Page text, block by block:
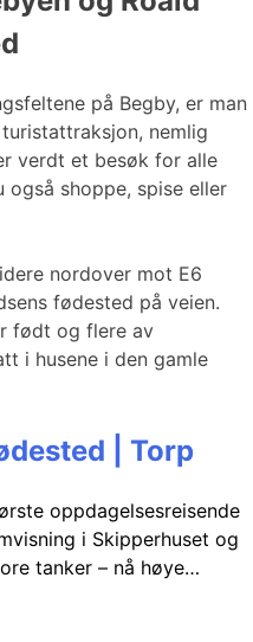
på Begby, er man
nemlig
verdt et besøk for alle
også shoppe, spise eller
nordover mot E6
fødested på veien.
født og flere av
i husene i den gamle
| Torp
oppdagelsesreisende
i Skipperhuset og
tanker – nå høye…